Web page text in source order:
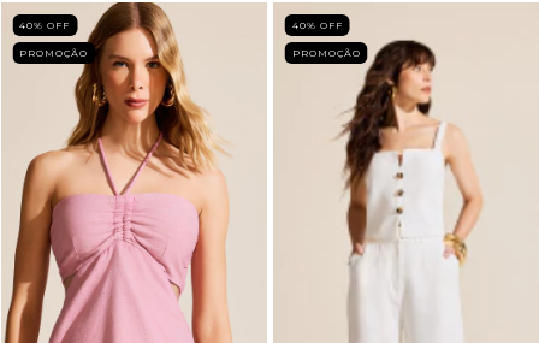
40% OFF
PROMOÇÃO
40% OFF
PROMOÇÃO